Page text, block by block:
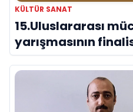
KÜLTÜR SANAT
15.Uluslararası
yarışmasının